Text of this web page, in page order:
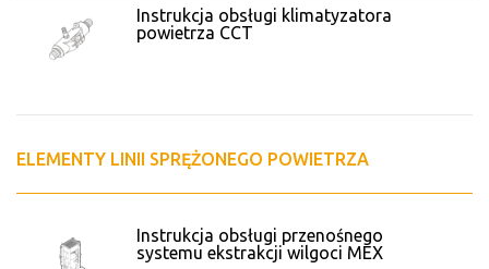
Instrukcja obsługi klimatyzatora
powietrza CCT
ELEMENTY LINII SPRĘŻONEGO POWIETRZA
Instrukcja obsługi przenośnego
systemu ekstrakcji wilgoci MEX